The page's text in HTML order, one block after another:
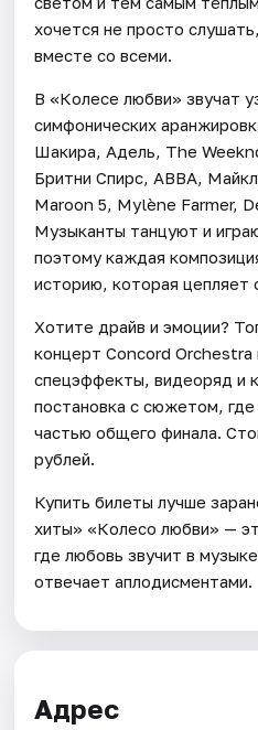
хочется не просто
вместе со всеми.
В «Колесе любви» звучат
симфонических
Шакира, Адель, The
Бритни Спирс, ABBA,
Maroon 5, Mylène Farmer,
Музыканты танцуют и
поэтому каждая
историю, которая цепляет
Хотите драйв и эмоции?
концерт Concord
спецэффекты, видеоряд и
постановка с сюжетом, где
частью общего финала.
рублей.
Купить билеты лучше
хиты» «Колесо любви» —
где любовь звучит в
отвечает аплодисментами.
Адрес